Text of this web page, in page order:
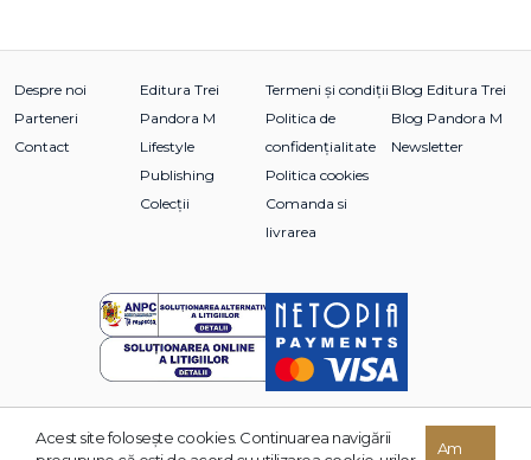
Despre noi
Parteneri
Contact
Editura Trei
Pandora M
Lifestyle
Publishing
Colecții
Termeni și condiții
Politica de
confidențialitate
Politica cookies
Comanda si
livrarea
Blog Editura Trei
Blog Pandora M
Newsletter
© 2026 Grupul Editorial TREI. Toate drepturile rezervate.
Acest site foloseşte cookies. Continuarea navigării
Am